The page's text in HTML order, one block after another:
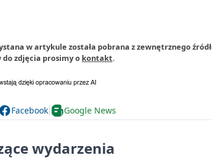
w artykule została pobrana z zewnętrznego
zdjęcia prosimy o kontakt.
Facebook Google News
wydarzenia